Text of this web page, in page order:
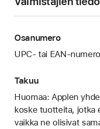
Osanumero
UPC- tai EAN-
Takuu
Huomaa: Applen
koske tuotteita, jotka
vaikka ne olisivat